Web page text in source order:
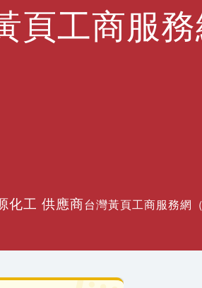
頁工商服務
化工 供應商台灣黃頁工商服務網